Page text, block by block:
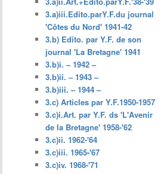
3.a)iii.Edito.parY.F.du journal
'Côtes du Nord' 1941-42
3.b) Edito. par Y.F. de son
journal 'La Bretagne' 1941
3.b)i. – 1942 –
3.b)ii. – 1943 –
3.b)iii. – 1944 –
3.c) Articles par Y.F.1950-1957
3.c)i.Art. par Y.F. ds 'L'Avenir
de la Bretagne' 1958-'62
3.c)ii. 1962-'64
3.c)iii. 1965-'67
3.c)iv. 1968-'71